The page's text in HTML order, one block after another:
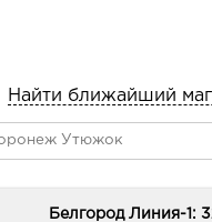
Найти ближайший
Белгород Линия-1: